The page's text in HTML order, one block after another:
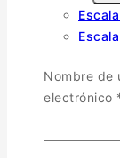
Otras
Nombre de
electrónico